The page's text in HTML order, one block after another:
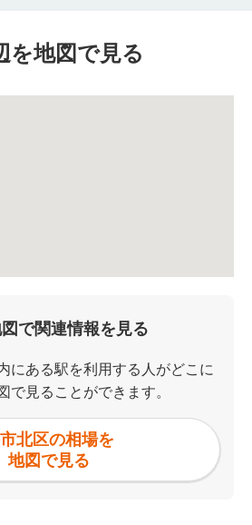
を地図で見る
で関連情報を見る
にある駅を利用する人がどこに
で見ることができます。
北区の相場を
地図で見る